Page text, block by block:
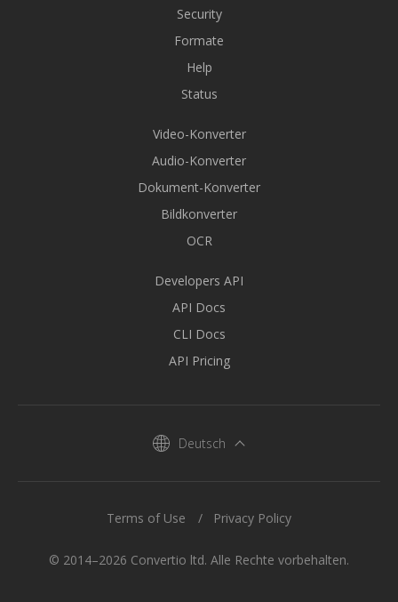
Security
Formate
Help
Status
Video-Konverter
Audio-Konverter
Dokument-Konverter
Bildkonverter
OCR
Developers API
API Docs
CLI Docs
API Pricing
Deutsch
© 2014–2026 Convertio ltd. Alle Rechte vorbehalten.
Terms of Use Privacy Policy